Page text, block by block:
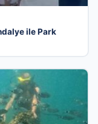
ile Park